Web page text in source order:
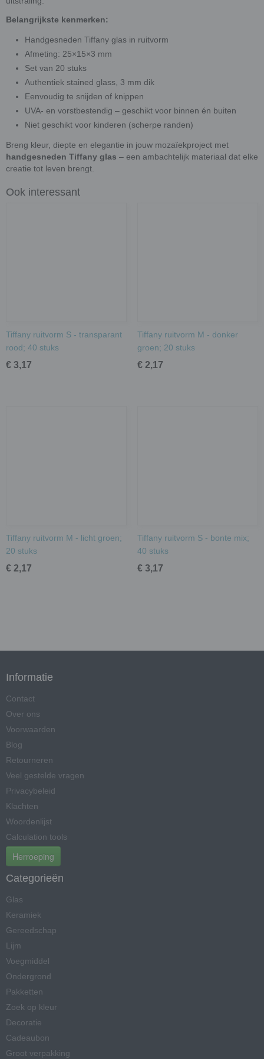
Belangrijkste kenmerken:
Handgesneden Tiffany glas in ruitvorm
Afmeting: 25×15×3 mm
Set van 20 stuks
Authentiek stained glass, 3 mm dik
Eenvoudig te snijden of knippen
UVA- en vorstbestendig – geschikt voor binnen én buiten
Niet geschikt voor kinderen (scherpe randen)
Breng kleur, diepte en elegantie in jouw mozaïekproject met
handgesneden Tiffany glas – een ambachtelijk materiaal dat elke
creatie tot leven brengt.
Ook interessant
Tiffany ruitvorm S - transparant
rood; 40 stuks
€ 3,17
Tiffany ruitvorm M - donker
groen; 20 stuks
€ 2,17
Tiffany ruitvorm M - licht groen;
20 stuks
€ 2,17
Tiffany ruitvorm S - bonte mix;
40 stuks
€ 3,17
Informatie
Contact
Over ons
Voorwaarden
Blog
Retourneren
Veel gestelde vragen
Privacybeleid
Klachten
Woordenlijst
Calculation tools
Herroeping
Categorieën
Glas
Keramiek
Gereedschap
Lijm
Voegmiddel
Ondergrond
Pakketten
Zoek op kleur
Decoratie
Cadeaubon
Groot verpakking